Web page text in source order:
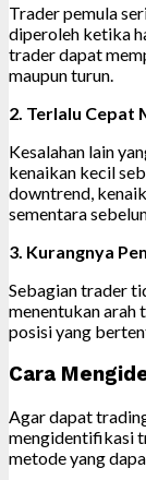
Trader pemula
diperoleh ketika
trader dapat
maupun turun.
2. Terlalu Cepat
Kesalahan lain
kenaikan kecil
downtrend,
sementara
3. Kurangnya
Sebagian trader
menentukan arah
posisi yang
Cara
Agar dapat
mengidentifikasi
metode yang